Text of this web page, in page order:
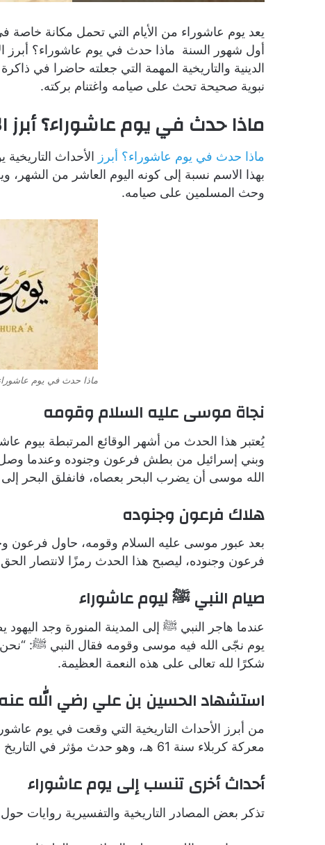
يعد يوم عاشوراء من الأيام التي تحمل مكانة خاصة
أول شهور السنة ماذا حدث في يوم عاشوراء؟ أبرز
الدينية والتاريخية المهمة التي جعلته حاضرا في
نبوية صحيحة تحث على صيامه واغتنام بركته.
ماذا حدث في يوم عاشوراء؟ أبرز
ماذا حدث في يوم عاشوراء؟ أبرز الأحداث
بهذا الاسم نسبة إلى كونه اليوم العاشر من
وحث المسلمين على صيامه.
ماذا حدث في يوم
نجاة موسى عليه السلام وقومه
يُعتبر هذا الحدث من أشهر الوقائع المرتبطة بيوم
وبني إسرائيل من بطش فرعون وجنوده وعندما
الله موسى أن يضرب البحر بعصاه، فانفلق البحر
هلاك فرعون وجنوده
بعد عبور موسى عليه السلام وقومه، حاول فرعون
فرعون وجنوده، ليصبح هذا الحدث رمزًا لانتصار
صيام النبي ﷺ ليوم عاشوراء
عندما هاجر النبي ﷺ إلى المدينة المنورة وجد
يوم نجّى الله فيه موسى وقومه فقال النبي ﷺ:
شكرًا لله تعالى على هذه النعمة العظيمة.
استشهاد الحسين بن علي رضي الله عنه
من أبرز الأحداث التاريخية التي وقعت في يوم
معركة كربلاء سنة 61 هـ، وهو حدث مؤثر في التاريخ الإسلامي ترك أثرًا كبيرًا في وجدان المسلمين.
أحداث أخرى تنسب إلى يوم عاشوراء
تذكر بعض المصادر التاريخية والتفسيرية روايات